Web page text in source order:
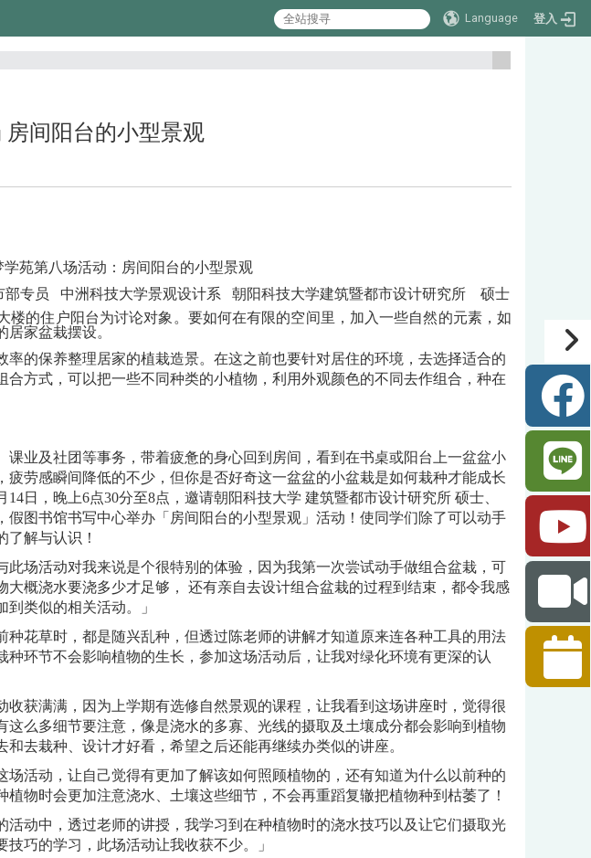
Language 登入
:::
房间阳台的小型景观
学苑第八场活动：房间阳台的小型景观
部专员 中洲科技大学景观设计系 朝阳科技大学建筑暨都市设计研究所 硕士
楼的住户阳台为讨论对象。要如何在有限的空间里，加入一些自然的元素，如
家盆栽摆设。
的保养整理居家的植栽造景。在这之前也要针对居住的环境，去选择适合的
方式，可以把一些不同种类的小植物，利用外观颜色的不同去作组合，种在
课业及社团等事务，带着疲惫的身心回到房间，看到在书桌或阳台上一盆盆小
劳感瞬间降低的不少，但你是否好奇这一盆盆的小盆栽是如何栽种才能成长
日，晚上6点30分至8点，邀请朝阳科技大学 建筑暨都市设计研究所 硕士、
图书馆书写中心举办「房间阳台的小型景观」活动！使同学们除了可以动手
解与认识！
此场活动对我来说是个很特别的体验，因为我第一次尝试动手做组合盆栽，可
大概浇水要浇多少才足够， 还有亲自去设计组合盆栽的过程到结束，都令我感
类似的相关活动。」
种花草时，都是随兴乱种，但透过陈老师的讲解才知道原来连各种工具的用法
环节不会影响植物的生长，参加这场活动后，让我对绿化环境有更深的认
收获满满，因为上学期有选修自然景观的课程，让我看到这场讲座时，觉得很
么多细节要注意，像是浇水的多寡、光线的摄取及土壤成分都会影响到植物
去栽种、设计才好看，希望之后还能再继续办类似的讲座。
活动，让自己觉得有更加了解该如何照顾植物的，还有知道为什么以前种的
物时会更加注意浇水、土壤这些细节，不会再重蹈复辙把植物种到枯萎了！
活动中，透过老师的讲授，我学习到在种植物时的浇水技巧以及让它们摄取光
巧的学习，此场活动让我收获不少。」